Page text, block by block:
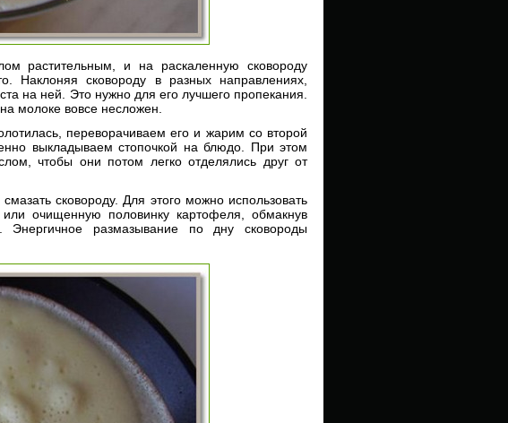
растительным, и на раскаленную сковороду
Наклоняя сковороду в разных направлениях,
на ней. Это нужно для его лучшего пропекания.
молоке вовсе несложен.
переворачиваем его и жарим со второй
выкладываем стопочкой на блюдо. При этом
чтобы они потом легко отделялись друг от
сковороду. Для этого можно использовать
или очищенную половинку картофеля, обмакнув
Энергичное размазывание по дну сковороды